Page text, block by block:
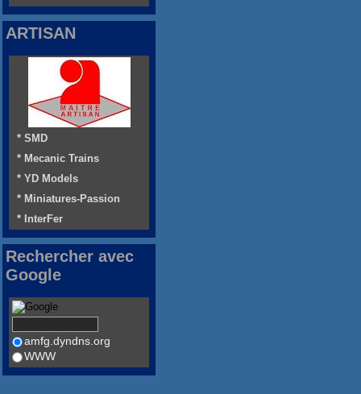
ARTISAN
* SMD
* Mecanic Trains
* YD Models
* Miniatures-Passion
* InterFer
Rechercher avec
Google
amfg.dyndns.org
WWW